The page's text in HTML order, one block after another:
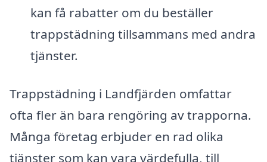
kan få rabatter om du beställer
trappstädning tillsammans med andra
tjänster.
Trappstädning i Landfjärden omfattar
ofta fler än bara rengöring av trapporna.
Många företag erbjuder en rad olika
tjänster som kan vara värdefulla, till